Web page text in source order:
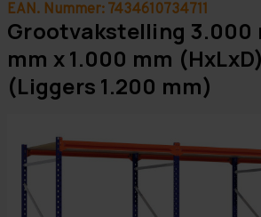
EAN. Nummer: 7434610734711
Grootvakstelling 3.000
mm x 1.000 mm
(Liggers 1.200 mm)